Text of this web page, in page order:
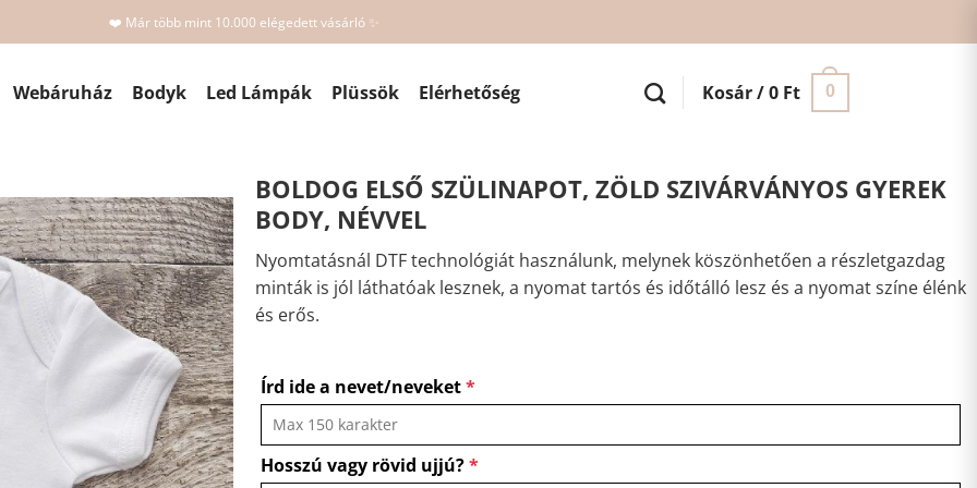
❤️ Már több mint 10.000 elégedett vásárló ✨
Webáruház Bodyk Led Lámpák Plüssök Elérhetőség Kosár /0 Ft 0
BOLDOG ELSŐ SZÜLINAPOT, ZÖLD SZIVÁRVÁNYOS GYEREK
BODY, NÉVVEL
Nyomtatásnál DTF technológiát használunk, melynek köszönhetően a részletgazdag
minták is jól láthatóak lesznek, a nyomat tartós és időtálló lesz és a nyomat színe élénk
és erős.
Írd ide a nevet/neveket*
Hosszú vagy rövid ujjú?*